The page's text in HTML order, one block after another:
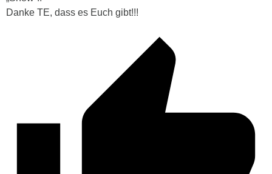
Danke TE, dass es Euch gibt!!!